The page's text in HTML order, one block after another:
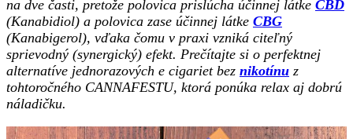
na dve časti, pretože polovica prislúcha účinnej látke CBD
(Kanabidiol) a polovica zase účinnej látke CBG
(Kanabigerol), vďaka čomu v praxi vzniká citeľný
sprievodný (synergický) efekt. Prečítajte si o perfektnej
alternatíve jednorazových e cigariet bez nikotínu z
tohtoročného CANNAFESTU, ktorá ponúka relax aj dobrú
náladičku.